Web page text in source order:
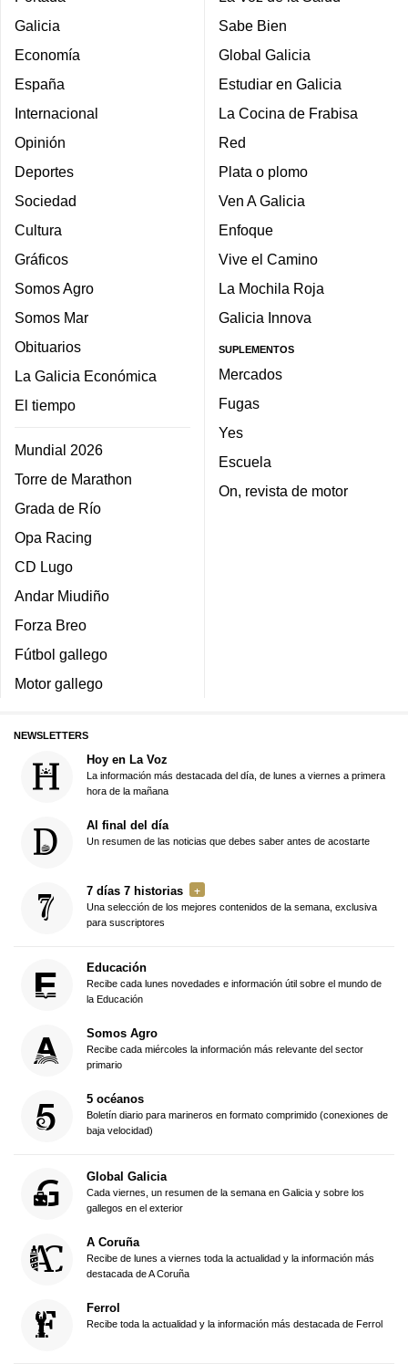
Galicia
Economía
España
Internacional
Opinión
Deportes
Sociedad
Cultura
Gráficos
Somos Agro
Somos Mar
Obituarios
La Galicia Económica
El tiempo
Mundial 2026
Torre de Marathon
Grada de Río
Opa Racing
CD Lugo
Andar Miudiño
Forza Breo
Fútbol gallego
Motor gallego
Sabe Bien
Global Galicia
Estudiar en Galicia
La Cocina de Frabisa
Red
Plata o plomo
Ven A Galicia
Enfoque
Vive el Camino
La Mochila Roja
Galicia Innova
SUPLEMENTOS
Mercados
Fugas
Yes
Escuela
On, revista de motor
NEWSLETTERS
Hoy en La Voz
La información más destacada del día, de lunes a viernes a primera
hora de la mañana
Al final del día
Un resumen de las noticias que debes saber antes de acostarte
7 días 7 historias
Una selección de los mejores contenidos de la semana, exclusiva
para suscriptores
Educación
Recibe cada lunes novedades e información útil sobre el mundo de
la Educación
Somos Agro
Recibe cada miércoles la información más relevante del sector
primario
5 océanos
Boletín diario para marineros en formato comprimido (conexiones de
baja velocidad)
Global Galicia
Cada viernes, un resumen de la semana en Galicia y sobre los
gallegos en el exterior
A Coruña
Recibe de lunes a viernes toda la actualidad y la información más
destacada de A Coruña
Ferrol
Recibe toda la actualidad y la información más destacada de Ferrol